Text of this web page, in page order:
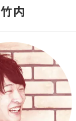
竹内